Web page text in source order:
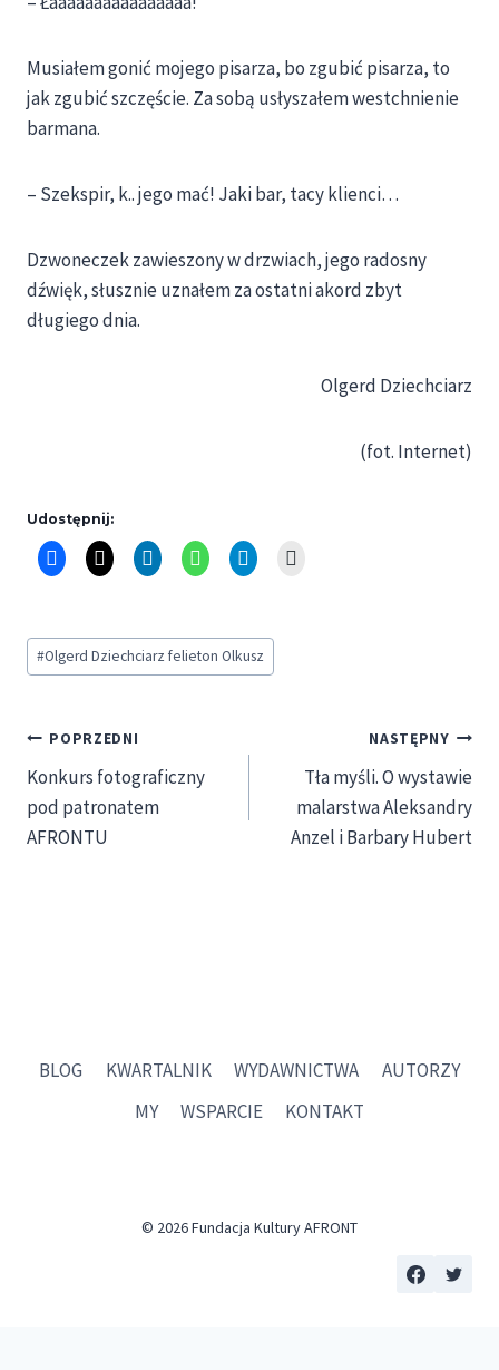
Musiałem gonić mojego pisarza, bo zgubić pisarza, to
jak zgubić szczęście. Za sobą usłyszałem westchnienie
barmana.
– Szekspir, k.. jego mać! Jaki bar, tacy klienci…
Dzwoneczek zawieszony w drzwiach, jego radosny
dźwięk, słusznie uznałem za ostatni akord zbyt
długiego dnia.
Olgerd Dziechciarz
(fot. Internet)
Udostępnij:
Tagi
wpisu:
#Olgerd Dziechciarz felieton Olkusz
Nawigacja
wpisu
POPRZEDNI
Konkurs fotograficzny
pod patronatem
AFRONTU
NASTĘPNY
Tła myśli. O wystawie
malarstwa Aleksandry
Anzel i Barbary Hubert
BLOG KWARTALNIK WYDAWNICTWA
AUTORZY
MY
WSPARCIE KONTAKT
© 2026 Fundacja Kultury AFRONT